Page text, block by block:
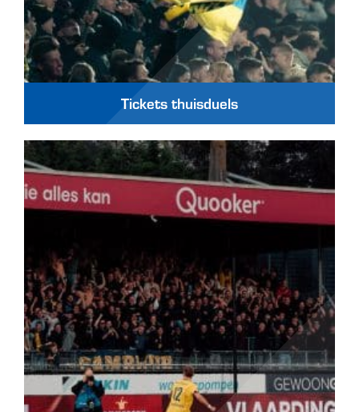
Tickets thuisduels